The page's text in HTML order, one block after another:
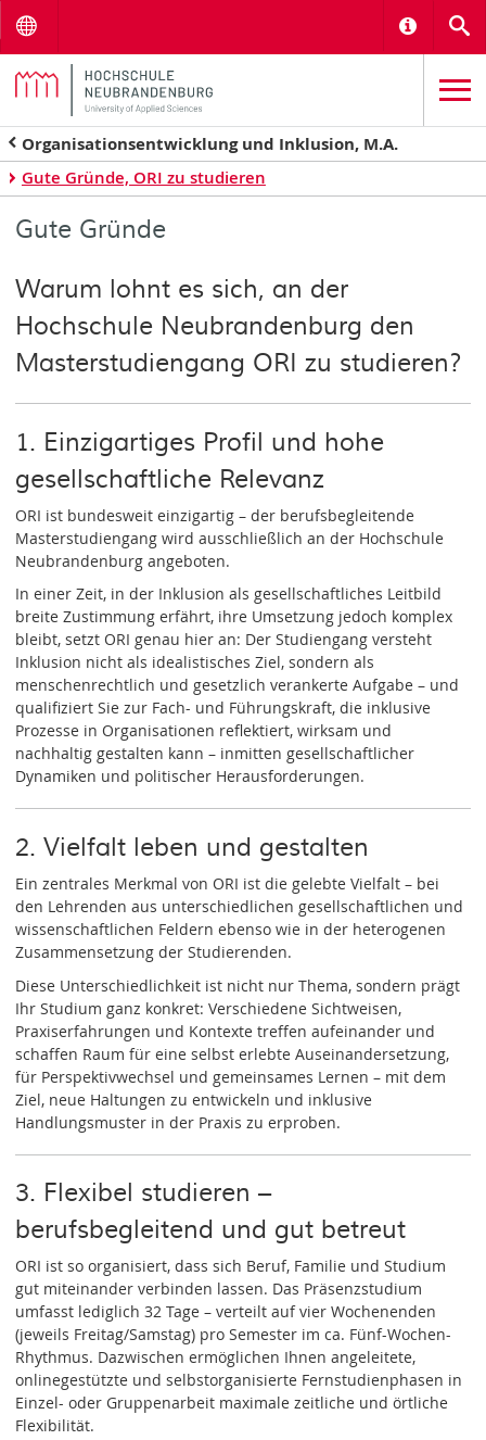
Organisationsentwicklung und Inklusion, M.A.
Gute Gründe, ORI zu studieren
Gute Gründe
Warum lohnt es sich, an der
Hochschule Neubrandenburg den
Masterstudiengang ORI zu studieren?
1. Einzigartiges Profil und hohe
gesellschaftliche Relevanz
ORI ist bundesweit einzigartig – der berufsbegleitende
Masterstudiengang wird ausschließlich an der Hochschule
Neubrandenburg angeboten.
In einer Zeit, in der Inklusion als gesellschaftliches Leitbild
breite Zustimmung erfährt, ihre Umsetzung jedoch komplex
bleibt, setzt ORI genau hier an: Der Studiengang versteht
Inklusion nicht als idealistisches Ziel, sondern als
menschenrechtlich und gesetzlich verankerte Aufgabe – und
qualifiziert Sie zur Fach- und Führungskraft, die inklusive
Prozesse in Organisationen reflektiert, wirksam und
nachhaltig gestalten kann – inmitten gesellschaftlicher
Dynamiken und politischer Herausforderungen.
2. Vielfalt leben und gestalten
Ein zentrales Merkmal von ORI ist die gelebte Vielfalt – bei
den Lehrenden aus unterschiedlichen gesellschaftlichen und
wissenschaftlichen Feldern ebenso wie in der heterogenen
Zusammensetzung der Studierenden.
Diese Unterschiedlichkeit ist nicht nur Thema, sondern prägt
Ihr Studium ganz konkret: Verschiedene Sichtweisen,
Praxiserfahrungen und Kontexte treffen aufeinander und
schaffen Raum für eine selbst erlebte Auseinandersetzung,
für Perspektivwechsel und gemeinsames Lernen – mit dem
Ziel, neue Haltungen zu entwickeln und inklusive
Handlungsmuster in der Praxis zu erproben.
3. Flexibel studieren –
berufsbegleitend und gut betreut
ORI ist so organisiert, dass sich Beruf, Familie und Studium
gut miteinander verbinden lassen. Das Präsenzstudium
umfasst lediglich 32 Tage – verteilt auf vier Wochenenden
(jeweils Freitag/Samstag) pro Semester im ca. Fünf-Wochen-
Rhythmus. Dazwischen ermöglichen Ihnen angeleitete,
onlinegestützte und selbstorganisierte Fernstudienphasen in
Einzel- oder Gruppenarbeit maximale zeitliche und örtliche
Flexibilität.